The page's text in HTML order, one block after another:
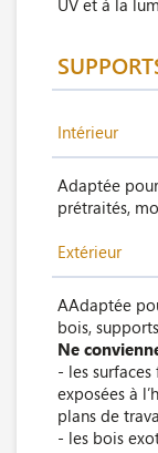
Intérieur
Adaptée
prétraités,
Extérieur
AAdaptée
bois,
Ne
- les
exposées à
plans de
- les bois